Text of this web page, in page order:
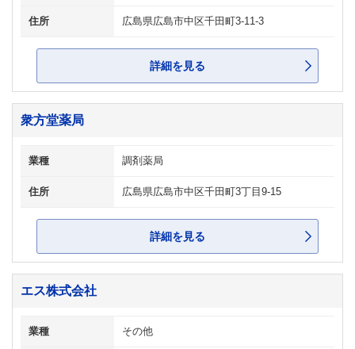
住所 広島県広島市中区千田町3-11-3
詳細を見る
衆方堂薬局
業種 調剤薬局
住所 広島県広島市中区千田町3丁目9-15
詳細を見る
エス株式会社
業種 その他